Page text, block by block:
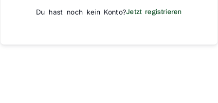
Du hast noch kein Konto?Jetzt registrieren